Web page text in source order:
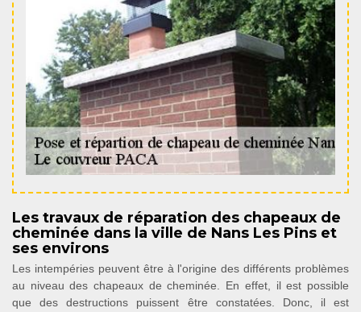
Les travaux de réparation des chapeaux de
cheminée dans la ville de Nans Les Pins et
ses environs
Les intempéries peuvent être à l'origine des différents problèmes
au niveau des chapeaux de cheminée. En effet, il est possible
que des destructions puissent être constatées. Donc, il est